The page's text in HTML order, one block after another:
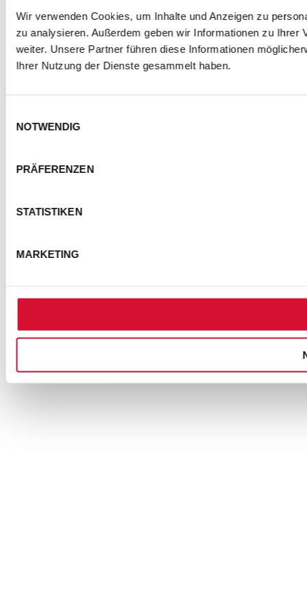
Wir verwenden Cookies, um Inhalte und Anzeigen zu
zu analysieren. Außerdem geben wir Informationen zu
weiter. Unsere Partner führen diese Informationen
Ihrer Nutzung der Dienste gesammelt haben.
NOTWENDIG
PRÄFERENZEN
STATISTIKEN
MARKETING